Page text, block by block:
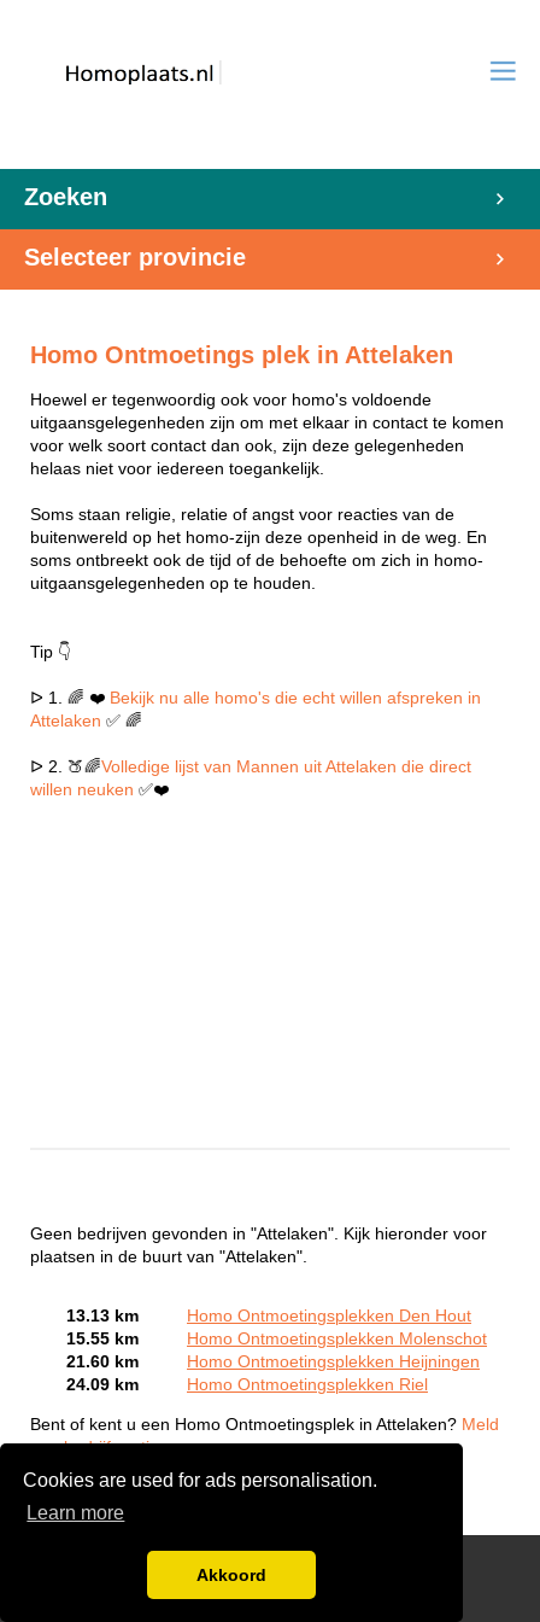
Cookies are used for ads personalisation.
Learn more
Akkoord
Zoeken
Selecteer provincie
Homo Ontmoetings plek in Attelaken
Hoewel er tegenwoordig ook voor homo's voldoende
uitgaansgelegenheden zijn om met elkaar in contact te komen
voor welk soort contact dan ook, zijn deze gelegenheden
helaas niet voor iedereen toegankelijk.
Soms staan religie, relatie of angst voor reacties van de
buitenwereld op het homo-zijn deze openheid in de weg. En
soms ontbreekt ook de tijd of de behoefte om zich in homo-
uitgaansgelegenheden op te houden.
Tip 👇
ᐅ 1. 🌈 ❤️ Bekijk nu alle homo's die echt willen afspreken in
Attelaken ✅ 🌈
ᐅ 2. 🍑🌈Volledige lijst van Mannen uit Attelaken die direct
willen neuken ✅❤️
Geen bedrijven gevonden in "Attelaken". Kijk hieronder voor
plaatsen in de buurt van "Attelaken".
13.13 km
Homo Ontmoetingsplekken Den Hout
15.55 km
Homo Ontmoetingsplekken Molenschot
21.60 km
Homo Ontmoetingsplekken Heijningen
24.09 km
Homo Ontmoetingsplekken Riel
Bent of kent u een Homo Ontmoetingsplek in Attelaken? Meld
een bedrijf gratis aan